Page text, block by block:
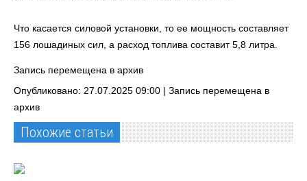
Что касается силовой установки, то ее мощность составляет
156 лошадиных сил, а расход топлива составит 5,8 литра.
Запись перемещена в архив
Опубликовано: 27.07.2025 09:00 | Запись перемещена в
архив
Похожие статьи